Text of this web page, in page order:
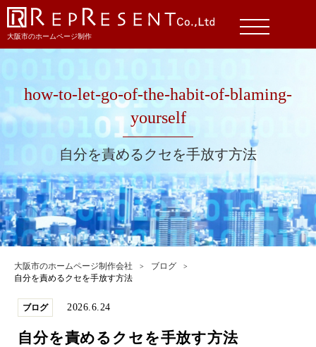
大阪市のホームページ制作
how-to-let-go-of-the-habit-of-blaming-
yourself
自分を責めるクセを手放す方法
大阪市のホームページ制作会社
ブログ
自分を責めるクセを手放す方法
ブログ 2026.6.24
自分を責めるクセを手放す方法